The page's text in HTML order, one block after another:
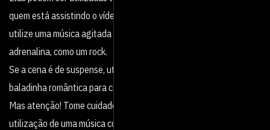
quem está assistindo o vídeo. Exemplo: Em uma cena de ação,
utilize uma música agitada que intensifique a sensação de
adrenalina, como um rock.
Se a cena é de suspense, utilize uma trilha instrumental; ou uma
baladinha romântica para cenas mais leves e de amor.
Mas atenção! Tome cuidado com os termos do YouTube para
utilização de uma música com direitos autorais, porque se utilizar